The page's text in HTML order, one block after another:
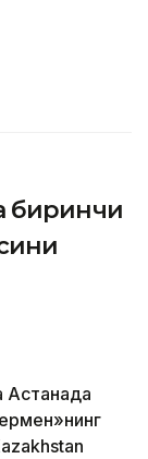
биринчи
Астанада